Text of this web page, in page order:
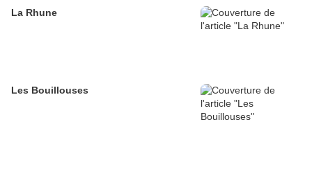
La Rhune
Les Bouillouses